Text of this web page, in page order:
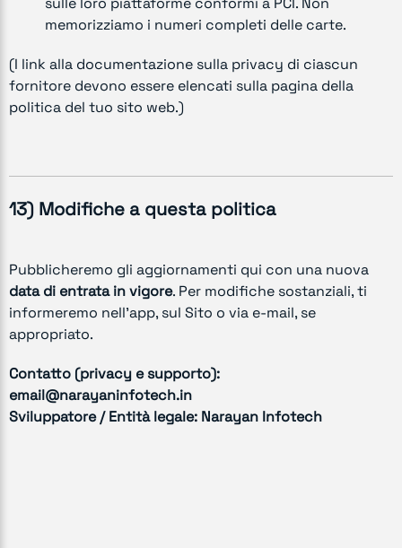
memorizziamo i numeri completi delle carte.
(I link alla documentazione sulla privacy di ciascun
fornitore devono essere elencati sulla pagina della
politica del tuo sito web.)
13) Modifiche a questa politica
Pubblicheremo gli aggiornamenti qui con una nuova
data di entrata in vigore. Per modifiche sostanziali, ti
informeremo nell’app, sul Sito o via e-mail, se
appropriato.
Contatto (privacy e supporto):
email@narayaninfotech.in
Sviluppatore / Entità legale: Narayan Infotech